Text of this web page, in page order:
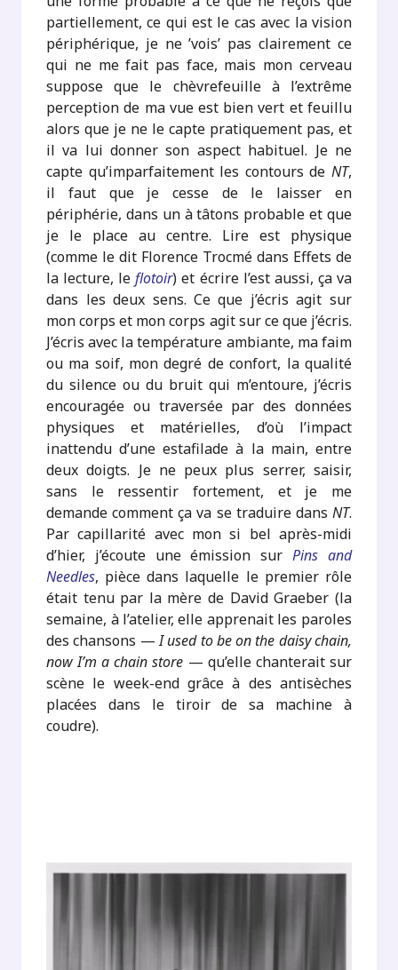
partiellement, ce qui est le cas avec la vision
périphérique, je ne ’vois’ pas clairement ce
qui ne me fait pas face, mais mon cerveau
suppose que le chèvrefeuille à l’extrême
perception de ma vue est bien vert et feuillu
alors que je ne le capte pratiquement pas, et
il va lui donner son aspect habituel. Je ne
capte qu’imparfaitement les contours de NT,
il faut que je cesse de le laisser en
périphérie, dans un à tâtons probable et que
je le place au centre. Lire est physique
(comme le dit Florence Trocmé dans Effets de
la lecture, leflotoir) et écrire l’est aussi, ça va
dans les deux sens. Ce que j’écris agit sur
mon corps et mon corps agit sur ce que j’écris.
J’écris avec la température ambiante, ma faim
ou ma soif, mon degré de confort, la qualité
du silence ou du bruit qui m’entoure, j’écris
encouragée ou traversée par des données
physiques et matérielles, d’où l’impact
inattendu d’une estafilade à la main, entre
deux doigts. Je ne peux plus serrer, saisir,
sans le ressentir fortement, et je me
demande comment ça va se traduire dans NT.
Par capillarité avec mon si bel après-midi
d’hier, j’écoute une émission surPins and
Needles, pièce dans laquelle le premier rôle
était tenu par la mère de David Graeber (la
semaine, à l’atelier, elle apprenait les paroles
des chansons —I used to be on the daisy chain,
now I’m a chain store — qu’elle chanterait sur
scène le week-end grâce à des antisèches
placées dans le tiroir de sa machine à
coudre).